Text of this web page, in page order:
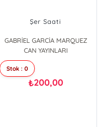
Şer Saati
GABRİEL GARCİA MARQUEZ
CAN YAYINLARI
Stok : 0
₺200,00